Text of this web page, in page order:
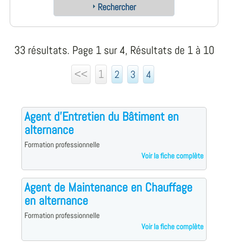
Rechercher
33 résultats. Page 1 sur 4, Résultats de 1 à 10
<<
1 2 3 4
Agent d'Entretien du Bâtiment en
alternance
Formation professionnelle
Voir la fiche complète
Agent de Maintenance en Chauffage
en alternance
Formation professionnelle
Voir la fiche complète